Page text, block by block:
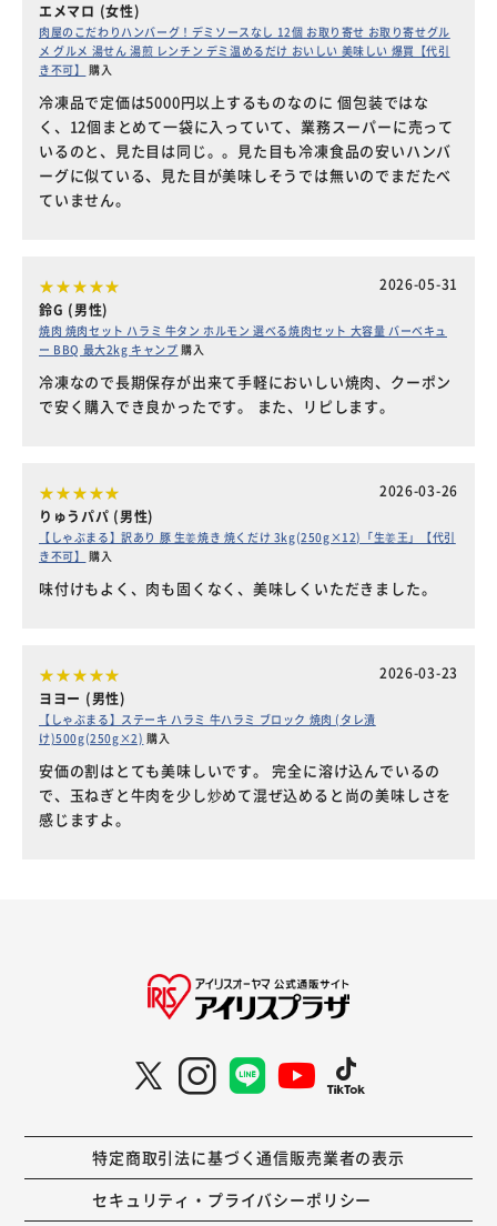
エメマロ (女性)
肉屋のこだわりハンバーグ！デミソースなし 12個 お取り寄せ お取り寄せグル
メ グルメ 湯せん 湯煎 レンチン デミ温めるだけ おいしい 美味しい 爆買【代引
き不可】 購入
冷凍品で定価は5000円以上するものなのに 個包装ではな
く、12個まとめて一袋に入っていて、業務スーパーに売って
いるのと、見た目は同じ。。見た目も冷凍食品の安いハンバ
ーグに似ている、見た目が美味しそうでは無いのでまだたべ
ていません。
2026-05-31
鈴G (男性)
焼肉 焼肉セット ハラミ 牛タン ホルモン 選べる焼肉セット 大容量 バーベキュ
ー BBQ 最大2kg キャンプ 購入
冷凍なので長期保存が出来て手軽においしい焼肉、クーポン
で安く購入でき良かったです。 また、リピします。
2026-03-26
りゅうパパ (男性)
【しゃぶまる】訳あり 豚 生姜焼き 焼くだけ 3kg(250g×12)「生姜王」【代引
き不可】 購入
味付けもよく、肉も固くなく、美味しくいただきました。
2026-03-23
ヨヨー (男性)
【しゃぶまる】ステーキ ハラミ 牛ハラミ ブロック 焼肉 (タレ漬
け)500g(250g×2) 購入
安価の割はとても美味しいです。 完全に溶け込んでいるの
で、玉ねぎと牛肉を少し炒めて混ぜ込めると尚の美味しさを
感じますよ。
特定商取引法に基づく通信販売業者の表示
セキュリティ・プライバシーポリシー